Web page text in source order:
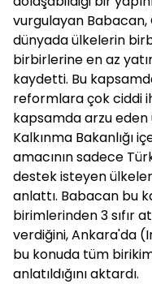
vurgulayan Babacan,
dünyada ülkelerin
birbirlerine en az
kaydetti. Bu
reformlara çok ciddi
kapsamda arzu
Kalkınma Bakanlığı
amacının sadece
destek isteyen
anlattı. Babacan bu
birimlerinden 3 sıfır
verdiğini, Ankara'da
bu konuda tüm
anlatıldığını aktardı.